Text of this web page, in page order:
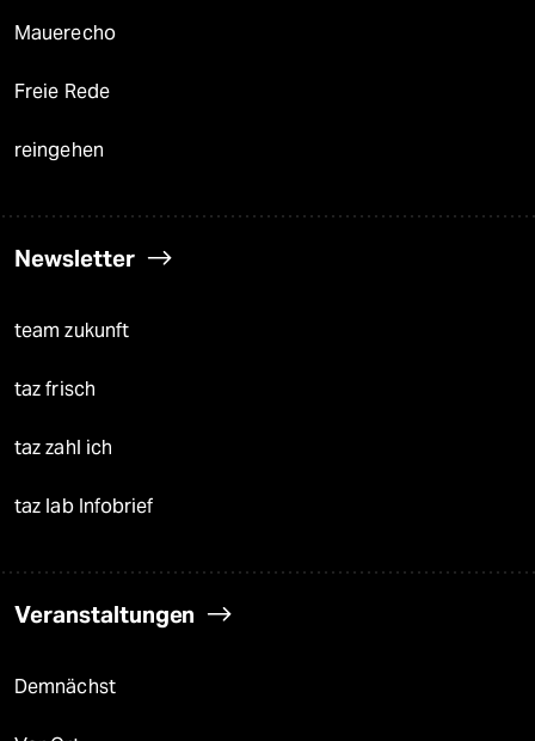
Mauerecho
Freie Rede
reingehen
Newsletter
team zukunft
taz frisch
taz zahl ich
taz lab Infobrief
Veranstaltungen
Demnächst